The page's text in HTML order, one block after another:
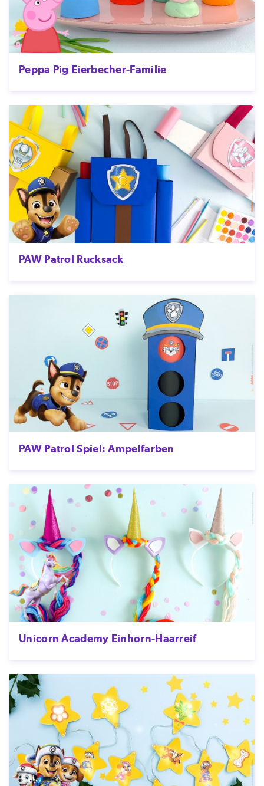
Peppa Pig Eierbecher-Familie
PAW Patrol Rucksack
PAW Patrol Spiel: Ampelfarben
Unicorn Academy Einhorn-Haarreif